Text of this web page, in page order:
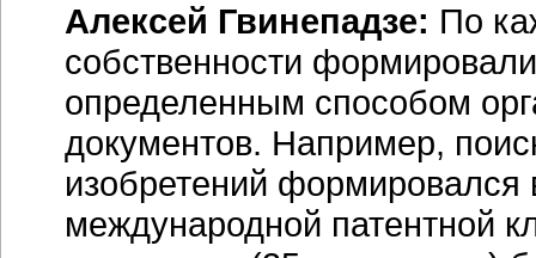
Алексей Гвинепадзе: По
собственности
определенным способом
документов. Например,
изобретений формировался
международной патентной